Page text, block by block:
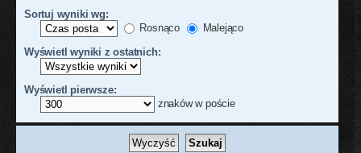
Sortuj wyniki wg:
Rosnąco
Malejąco
Wyświetl wyniki z ostatnich:
Wyświetl pierwsze:
znaków w poście